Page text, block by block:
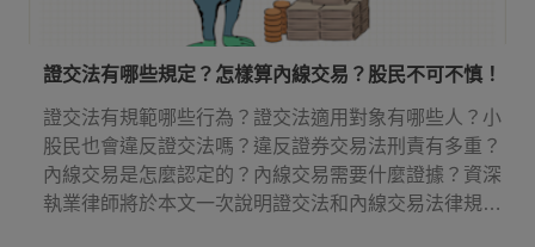
證交法有哪些規定？怎樣算內線交易？股民不可不慎！
證交法有規範哪些行為？證交法適用對象有哪些人？小
股民也會違反證交法嗎？違反證券交易法刑責有多重？
內線交易是怎麼認定的？內線交易需要什麼證據？資深
執業律師將於本文一次說明證交法和內線交易法律規